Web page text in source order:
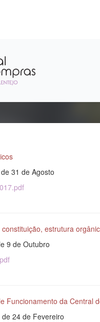
31 de Agosto
estrutura
9 de Outubro
Funcionamento da Central
24 de Fevereiro